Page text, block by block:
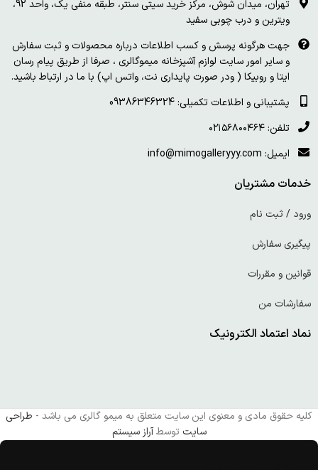
تهران، میدان شوش، مرکز خرید سیتی سنتر، طبقه منفی یک، واحد 92،
ویترین و درب چوبی سفید
جهت هرگونه پرسش و کسب اطلاعات درباره محصولات و ثبت سفارش
و سایر امور سایت لوازم آشپزخانه میموگالری ، صرفا از طریق پیام رسان
ایتا و روبیکا ( ودر صورت پایداری نت، واتس اپ) با ما در ارتباط باشید.
پشتیبانی و اطلاعات تکمیلی: 09386346324
تلفن: ۰۲۱۵۶۸۰۰۴۶۴
ایمیل: info@mimogalleryyy.com
خدمات مشتریان
ورود / ثبت نام
پیگیری سفارش
قوانین و مقررات
سفارشات من
نماد اعتماد الکترونیک
کلیه حقوق مادی و معنوی این سایت متعلق به میمو گالری می باشد - طراحی
سایت توسطآراز سیستم